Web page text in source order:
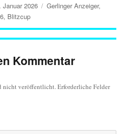
Januar 2026 Kategorien
Gerlinger Anzeiger,
, Blitzcup
Kommentar
nicht veröffentlicht.Erforderliche Felder